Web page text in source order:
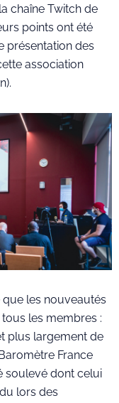
chaîne Twitch de
points ont été
présentation des
association
que les nouveautés
les membres :
plus largement de
France
soulevé dont celui
lors des